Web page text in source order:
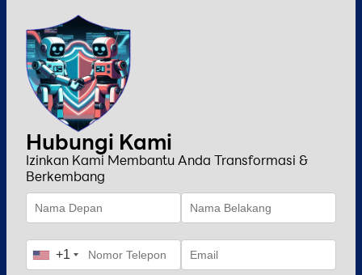
Hubungi Kami
Izinkan Kami Membantu Anda Transformasi &
Berkembang
+1